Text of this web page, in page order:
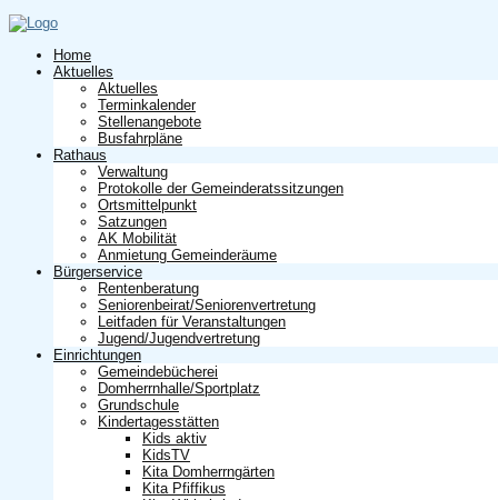
Home
Aktuelles
Aktuelles
Terminkalender
Stellenangebote
Busfahrpläne
Rathaus
Verwaltung
Protokolle der Gemeinderatssitzungen
Ortsmittelpunkt
Satzungen
AK Mobilität
Anmietung Gemeinderäume
Bürgerservice
Rentenberatung
Seniorenbeirat/Seniorenvertretung
Leitfaden für Veranstaltungen
Jugend/Jugendvertretung
Einrichtungen
Gemeindebücherei
Domherrnhalle/Sportplatz
Grundschule
Kindertagesstätten
Kids aktiv
KidsTV
Kita Domherrngärten
Kita Pfiffikus